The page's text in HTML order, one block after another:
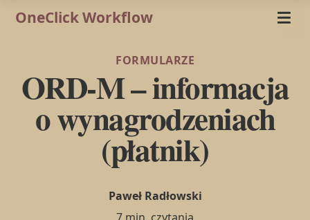
OneClick Workflow
FORMULARZE
ORD-M – informacja
o wynagrodzeniach
(płatnik)
Paweł Radłowski